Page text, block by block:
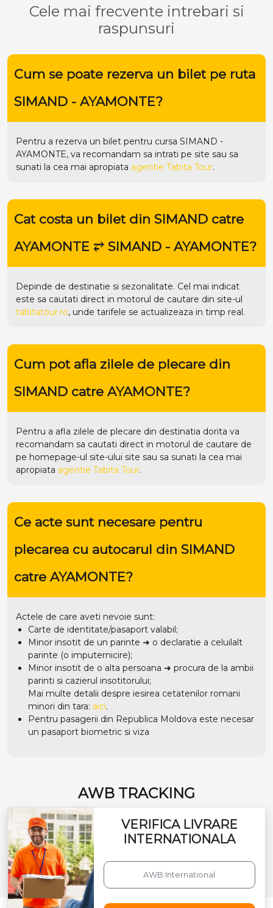
Cele mai frecvente intrebari si
raspunsuri
Cum se poate rezerva un bilet pe ruta
SIMAND - AYAMONTE?
Pentru a rezerva un bilet pentru cursa SIMAND -
AYAMONTE, va recomandam sa intrati pe site sau sa
sunati la cea mai apropiata agentie Tabita Tour.
Cat costa un bilet din SIMAND catre
AYAMONTE ⥂ SIMAND - AYAMONTE?
Depinde de destinatie si sezonalitate. Cel mai indicat
este sa cautati direct in motorul de cautare din site-ul
tabitatour.ro, unde tarifele se actualizeaza in timp real.
Cum pot afla zilele de plecare din
SIMAND catre AYAMONTE?
Pentru a afla zilele de plecare din destinatia dorita va
recomandam sa cautati direct in motorul de cautare de
pe homepage-ul site-ului site sau sa sunati la cea mai
apropiata agentie Tabita Tour.
Ce acte sunt necesare pentru
plecarea cu autocarul din SIMAND
catre AYAMONTE?
Actele de care aveti nevoie sunt:
Carte de identitate/pasaport valabil;
Minor insotit de un parinte ➜ o declaratie a celuilalt
parinte (o imputernicire);
Minor insotit de o alta persoana ➜ procura de la ambii
parinti si cazierul insotitorului;
Mai multe detalii despre iesirea cetatenilor romani
minori din tara: aici.
Pentru pasagerii din Republica Moldova este necesar
un pasaport biometric si viza
AWB TRACKING
VERIFICA LIVRARE
INTERNATIONALA